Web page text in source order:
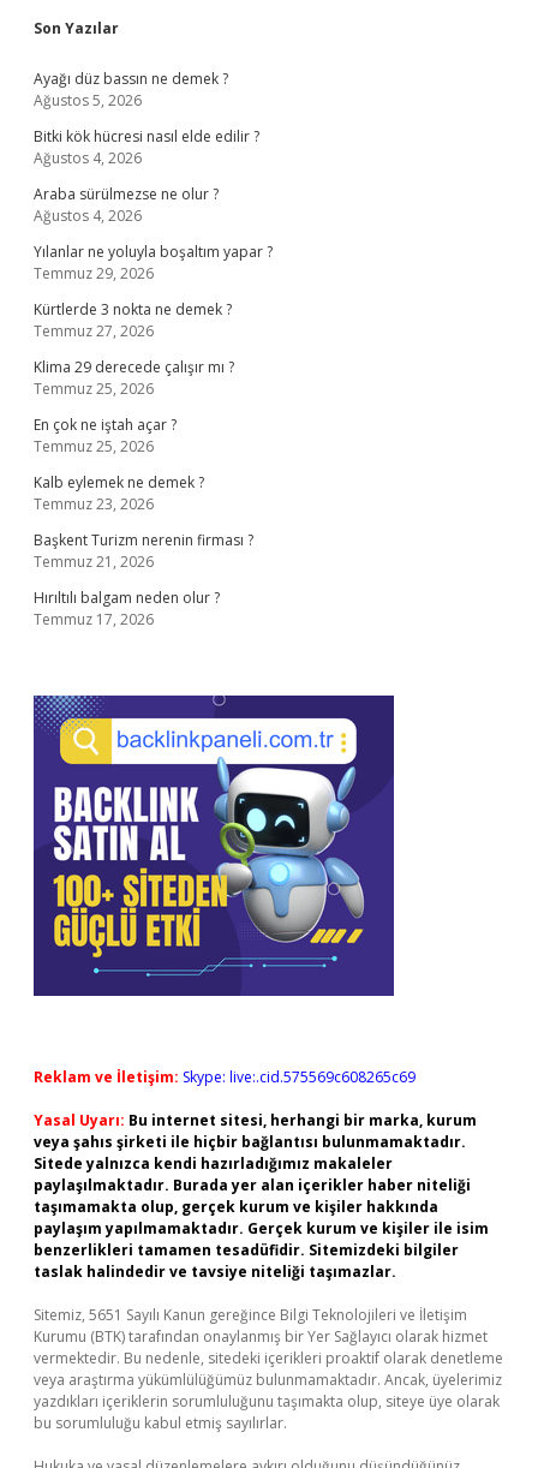
Sidebar
Son Yazılar
Ayağı düz bassın ne demek ?
Ağustos 5, 2026
Bitki kök hücresi nasıl elde edilir ?
Ağustos 4, 2026
Araba sürülmezse ne olur ?
Ağustos 4, 2026
Yılanlar ne yoluyla boşaltım yapar ?
Temmuz 29, 2026
Kürtlerde 3 nokta ne demek ?
Temmuz 27, 2026
Klima 29 derecede çalışır mı ?
Temmuz 25, 2026
En çok ne iştah açar ?
Temmuz 25, 2026
Kalb eylemek ne demek ?
Temmuz 23, 2026
Başkent Turizm nerenin firması ?
Temmuz 21, 2026
Hırıltılı balgam neden olur ?
Temmuz 17, 2026
Reklam ve İletişim: Skype: live:.cid.575569c608265c69
Yasal Uyarı: Bu internet sitesi, herhangi bir marka, kurum
veya şahıs şirketi ile hiçbir bağlantısı bulunmamaktadır.
Sitede yalnızca kendi hazırladığımız makaleler
paylaşılmaktadır. Burada yer alan içerikler haber niteliği
taşımamakta olup, gerçek kurum ve kişiler hakkında
paylaşım yapılmamaktadır. Gerçek kurum ve kişiler ile isim
benzerlikleri tamamen tesadüfidir. Sitemizdeki bilgiler
taslak halindedir ve tavsiye niteliği taşımazlar.
Sitemiz, 5651 Sayılı Kanun gereğince Bilgi Teknolojileri ve İletişim
Kurumu (BTK) tarafından onaylanmış bir Yer Sağlayıcı olarak hizmet
vermektedir. Bu nedenle, sitedeki içerikleri proaktif olarak denetleme
veya araştırma yükümlülüğümüz bulunmamaktadır. Ancak, üyelerimiz
yazdıkları içeriklerin sorumluluğunu taşımakta olup, siteye üye olarak
bu sorumluluğu kabul etmiş sayılırlar.